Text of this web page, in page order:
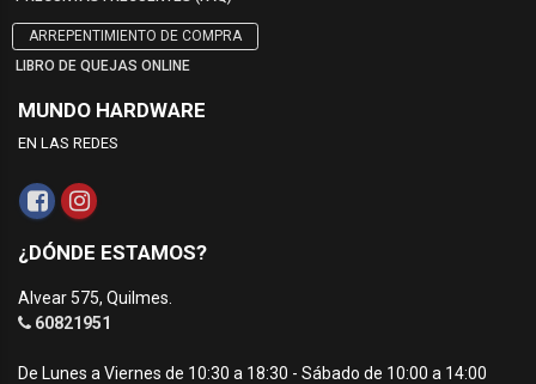
ARREPENTIMIENTO DE COMPRA
LIBRO DE QUEJAS ONLINE
MUNDO HARDWARE
EN LAS REDES
¿DÓNDE ESTAMOS?
Alvear 575, Quilmes.
60821951
De Lunes a Viernes de 10:30 a 18:30 - Sábado de 10:00 a 14:00